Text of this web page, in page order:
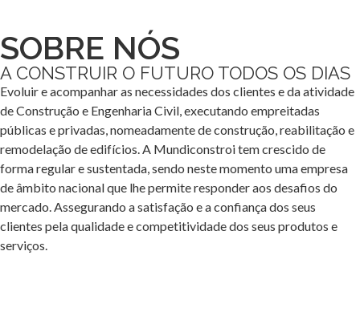
SOBRE NÓS
A CONSTRUIR O FUTURO TODOS OS DIAS
Evoluir e acompanhar as necessidades dos clientes e da atividade
de Construção e Engenharia Civil, executando empreitadas
públicas e privadas, nomeadamente de construção, reabilitação e
remodelação de edifícios. A Mundiconstroi tem crescido de
forma regular e sustentada, sendo neste momento uma empresa
de âmbito nacional que lhe permite responder aos desafios do
mercado. Assegurando a satisfação e a confiança dos seus
clientes pela qualidade e competitividade dos seus produtos e
serviços.